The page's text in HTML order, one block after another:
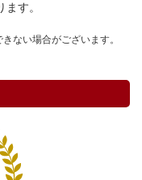
す。
ない場合がございます。